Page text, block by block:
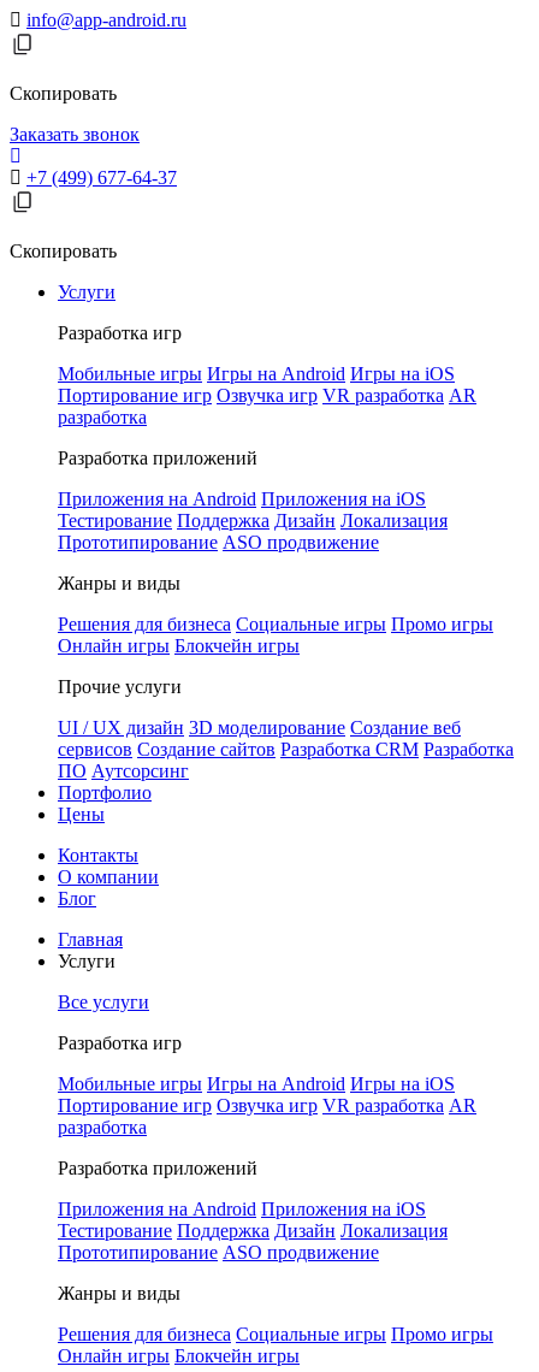
info@app-android.ru
Скопировать
Заказать звонок
+7 (499) 677-64-37
Скопировать
Услуги
Разработка игр
Мобильные игры Игры на Android Игры на iOS
Портирование игр Озвучка игр VR разработка AR
разработка
Разработка приложений
Приложения на Android Приложения на iOS
Тестирование Поддержка Дизайн Локализация
Прототипирование ASO продвижение
Жанры и виды
Решения для бизнеса Социальные игры Промо игры
Онлайн игры Блокчейн игры
Прочие услуги
UI / UX дизайн 3D моделирование Создание веб
сервисов Создание сайтов Разработка CRM Разработка
ПО Аутсорсинг
Портфолио
Цены
Контакты
О компании
Блог
Главная
Услуги
Все услуги
Разработка игр
Мобильные игры Игры на Android Игры на iOS
Портирование игр Озвучка игр VR разработка AR
разработка
Разработка приложений
Приложения на Android Приложения на iOS
Тестирование Поддержка Дизайн Локализация
Прототипирование ASO продвижение
Жанры и виды
Решения для бизнеса Социальные игры Промо игры
Онлайн игры Блокчейн игры